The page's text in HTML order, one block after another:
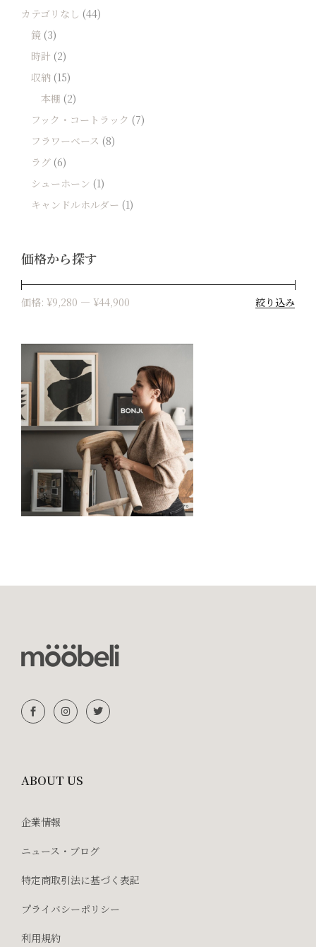
カテゴリなし (44)
鏡 (3)
時計 (2)
収納 (15)
本棚 (2)
フック・コートラック (7)
フラワーベース (8)
ラグ (6)
シューホーン (1)
キャンドルホルダー (1)
価格から探す
絞り込み
価格: ¥9,280 — ¥44,900
ABOUT US
企業情報
ニュース・ブログ
特定商取引法に基づく表記
プライバシーポリシー
利用規約